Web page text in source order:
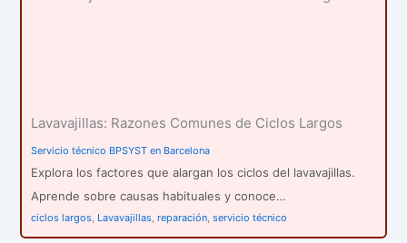
Lavavajillas: Razones Comunes de Ciclos Largos
Servicio técnico BPSYST en Barcelona
Explora los factores que alargan los ciclos del lavavajillas.
Aprende sobre causas habituales y conoce…
ciclos largos, Lavavajillas,reparación,servicio técnico